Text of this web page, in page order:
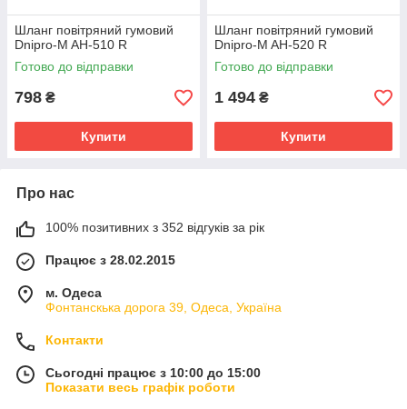
Шланг повітряний гумовий
Dnipro-M AH-510 R
Готово до відправки
798 ₴
Купити
Шланг повітряний гумовий
Dnipro-M AH-520 R
Готово до відправки
1 494 ₴
Купити
Про нас
100% позитивних з 352 відгуків за рік
Працює з 28.02.2015
м. Одеса
Фонтанскька дорога 39, Одеса, Україна
Контакти
Сьогодні працює з 10:00 до 15:00
Показати весь графік роботи